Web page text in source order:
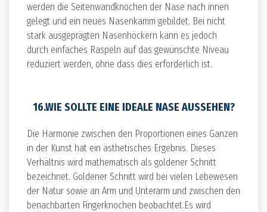
werden die Seitenwandknochen der Nase nach innen
gelegt und ein neues Nasenkamm gebildet. Bei nicht
stark ausgeprägten Nasenhöckern kann es jedoch
durch einfaches Raspeln auf das gewünschte Niveau
reduziert werden, ohne dass dies erforderlich ist.
16.WIE SOLLTE EINE IDEALE NASE AUSSEHEN?
Die Harmonie zwischen den Proportionen eines Ganzen
in der Kunst hat ein ästhetisches Ergebnis. Dieses
Verhältnis wird mathematisch als goldener Schnitt
bezeichnet. Goldener Schnitt wird bei vielen Lebewesen
der Natur sowie an Arm und Unterarm und zwischen den
benachbarten Fingerknochen beobachtet.Es wird